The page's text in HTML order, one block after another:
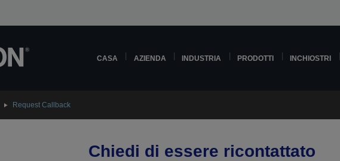
CASA AZIENDA INDUSTRIA PRODOTTI INCHIOSTRI
Request Callback
Chiedi di essere ricontattato